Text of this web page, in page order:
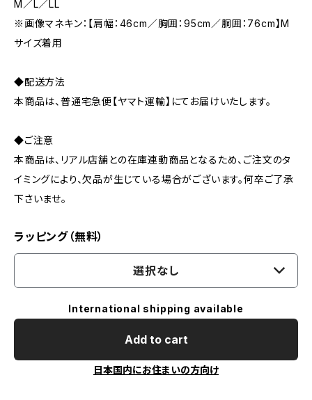
M／L／LL
※画像マネキン：【肩幅：46cm／胸囲：95cm／胴囲：76cm】M
サイズ着用
◆配送方法
本商品は、普通宅急便【ヤマト運輸】にてお届けいたします。
◆ご注意
本商品は、リアル店舗との在庫連動商品となるため、ご注文のタ
イミングにより、欠品が生じている場合がございます。何卒ご了承
下さいませ。
ラッピング（無料）
選択なし
International shipping available
Add to cart
日本国内にお住まいの方向け